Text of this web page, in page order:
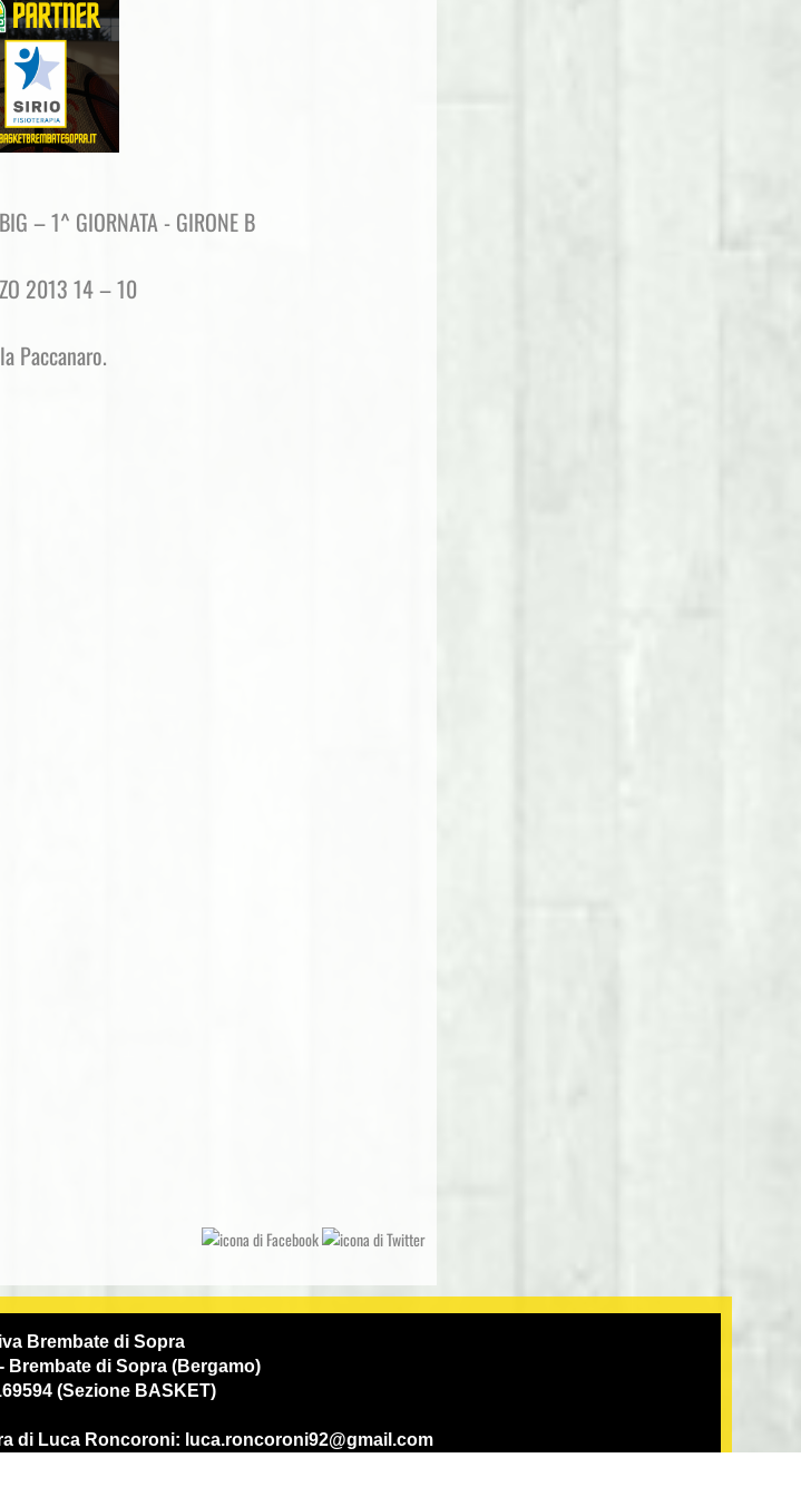
– 1^ GIORNATA - GIRONE B
2013 14 – 10
Paccanaro.
Brembate di Sopra
Brembate di Sopra (Bergamo)
(Sezione BASKET)
di Luca Roncoroni: luca.roncoroni92@gmail.com